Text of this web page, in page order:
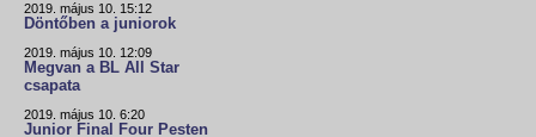
2019. május 10. 15:12
Döntőben a juniorok
2019. május 10. 12:09
Megvan a BL All Star
csapata
2019. május 10. 6:20
Junior Final Four Pesten